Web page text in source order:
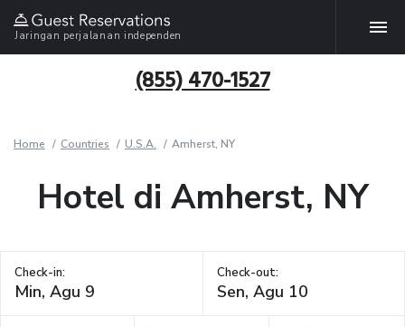
Jaringan perjalanan independen
(855) 470-1527
Home Countries U.S.A. Amherst, NY
Hotel di Amherst, NY
Check-in: Check-out: